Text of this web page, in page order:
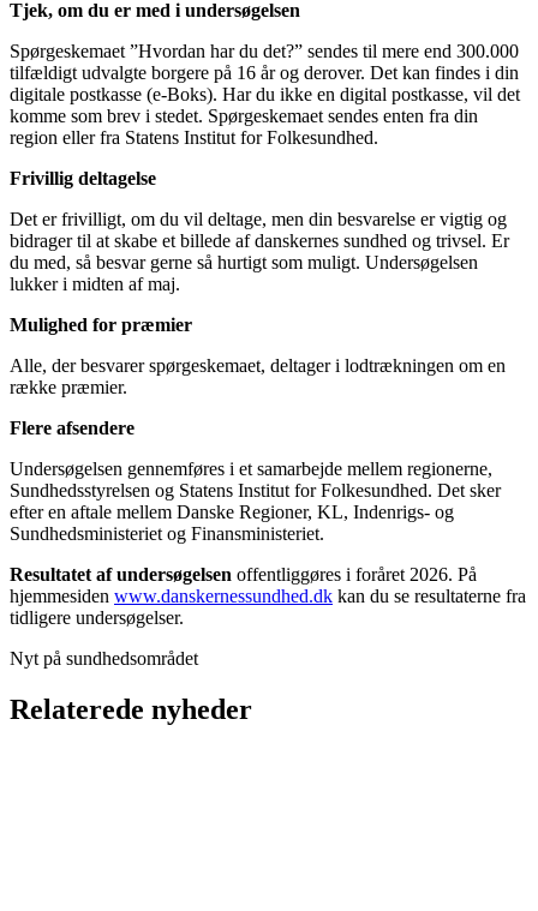
Tjek, om du er med i undersøgelsen
Spørgeskemaet ”Hvordan har du det?” sendes til mere end 300.000
tilfældigt udvalgte borgere på 16 år og derover. Det kan findes i din
digitale postkasse (e-Boks). Har du ikke en digital postkasse, vil det
komme som brev i stedet. Spørgeskemaet sendes enten fra din
region eller fra Statens Institut for Folkesundhed.
Frivillig deltagelse
Det er frivilligt, om du vil deltage, men din besvarelse er vigtig og
bidrager til at skabe et billede af danskernes sundhed og trivsel. Er
du med, så besvar gerne så hurtigt som muligt. Undersøgelsen
lukker i midten af maj.
Mulighed for præmier
Alle, der besvarer spørgeskemaet, deltager i lodtrækningen om en
række præmier.
Flere afsendere
Undersøgelsen gennemføres i et samarbejde mellem regionerne,
Sundhedsstyrelsen og Statens Institut for Folkesundhed. Det sker
efter en aftale mellem Danske Regioner, KL, Indenrigs- og
Sundhedsministeriet og Finansministeriet.
Resultatet af undersøgelsen offentliggøres i foråret 2026. På
hjemmesiden www.danskernessundhed.dk kan du se resultaterne fra
tidligere undersøgelser.
Nyt på sundhedsområdet
Relaterede nyheder